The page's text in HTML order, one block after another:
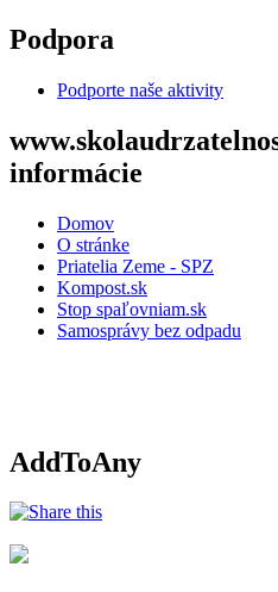
Skočiť na hlavný obsah
Podpora
Podporte naše aktivity
informácie
Domov
O stránke
Priatelia Zeme - SPZ
Kompost.sk
Stop spaľovniam.sk
Samosprávy bez odpadu
AddToAny